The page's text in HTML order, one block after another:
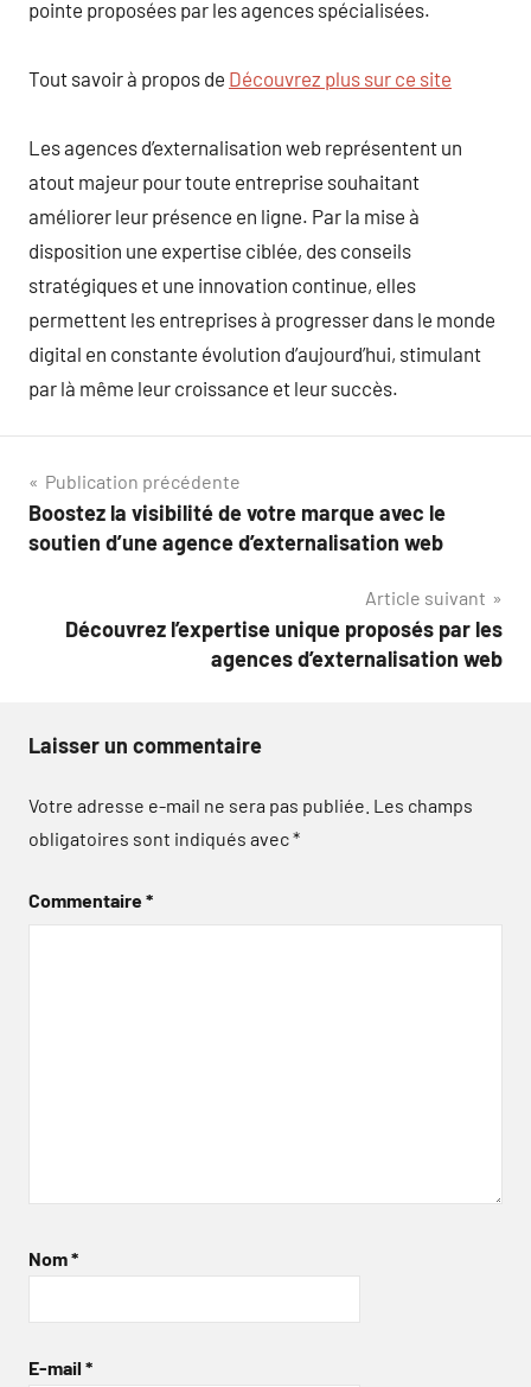
pointe proposées par les agences spécialisées.
Tout savoir à propos de Découvrez plus sur ce site
Les agences d’externalisation web représentent un
atout majeur pour toute entreprise souhaitant
améliorer leur présence en ligne. Par la mise à
disposition une expertise ciblée, des conseils
stratégiques et une innovation continue, elles
permettent les entreprises à progresser dans le monde
digital en constante évolution d’aujourd’hui, stimulant
par là même leur croissance et leur succès.
Navigation
de
Publication précédente
Boostez la visibilité de votre marque avec le
soutien d’une agence d’externalisation web
Article suivant
Découvrez l’expertise unique proposés par les
agences d’externalisation web
Laisser un commentaire
Votre adresse e-mail ne sera pas publiée. Les champs
obligatoires sont indiqués avec*
Commentaire*
Nom*
E-mail *